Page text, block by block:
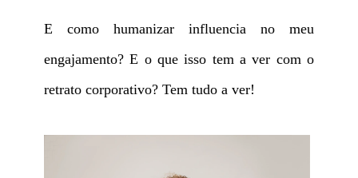
E como humanizar influencia no meu
engajamento? E o que isso tem a ver com o
retrato corporativo? Tem tudo a ver!